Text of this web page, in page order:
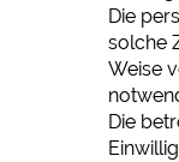
Die
solche
Weise
Die